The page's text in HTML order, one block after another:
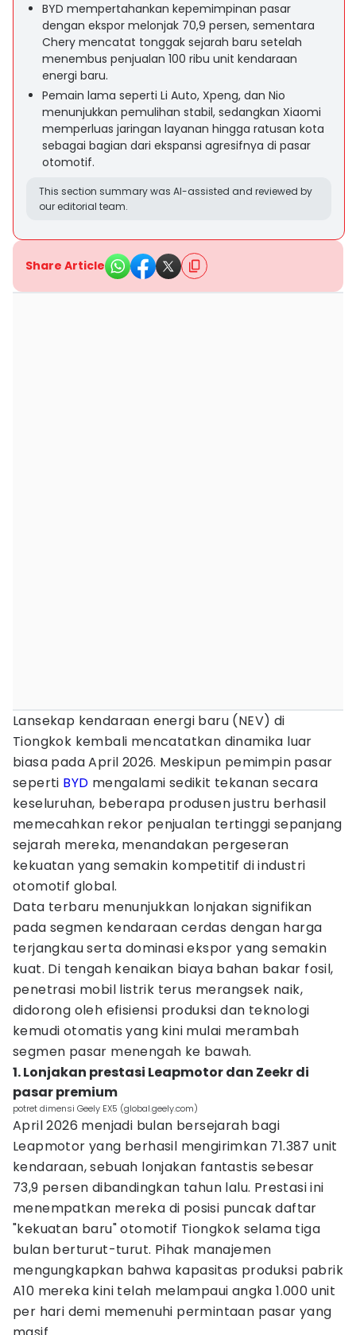
BYD mempertahankan kepemimpinan pasar
dengan ekspor melonjak 70,9 persen, sementara
Chery mencatat tonggak sejarah baru setelah
menembus penjualan 100 ribu unit kendaraan
energi baru.
Pemain lama seperti Li Auto, Xpeng, dan Nio
menunjukkan pemulihan stabil, sedangkan Xiaomi
memperluas jaringan layanan hingga ratusan kota
sebagai bagian dari ekspansi agresifnya di pasar
otomotif.
This section summary was AI-assisted and reviewed by
our editorial team.
Share Article
Lansekap kendaraan energi baru (NEV) di
Tiongkok kembali mencatatkan dinamika luar
biasa pada April 2026. Meskipun pemimpin pasar
seperti BYD mengalami sedikit tekanan secara
keseluruhan, beberapa produsen justru berhasil
memecahkan rekor penjualan tertinggi sepanjang
sejarah mereka, menandakan pergeseran
kekuatan yang semakin kompetitif di industri
otomotif global.
Data terbaru menunjukkan lonjakan signifikan
pada segmen kendaraan cerdas dengan harga
terjangkau serta dominasi ekspor yang semakin
kuat. Di tengah kenaikan biaya bahan bakar fosil,
penetrasi mobil listrik terus merangsek naik,
didorong oleh efisiensi produksi dan teknologi
kemudi otomatis yang kini mulai merambah
segmen pasar menengah ke bawah.
1. Lonjakan prestasi Leapmotor dan Zeekr di
pasar premium
potret dimensi Geely EX5 (global.geely.com)
April 2026 menjadi bulan bersejarah bagi
Leapmotor yang berhasil mengirimkan 71.387 unit
kendaraan, sebuah lonjakan fantastis sebesar
73,9 persen dibandingkan tahun lalu. Prestasi ini
menempatkan mereka di posisi puncak daftar
"kekuatan baru" otomotif Tiongkok selama tiga
bulan berturut-turut. Pihak manajemen
mengungkapkan bahwa kapasitas produksi pabrik
A10 mereka kini telah melampaui angka 1.000 unit
per hari demi memenuhi permintaan pasar yang